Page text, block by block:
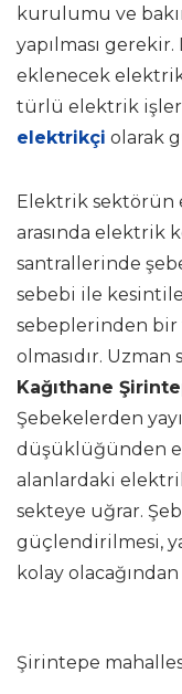
kurulumu ve
yapılması
eklenecek
türlü elektrik
elektrikçi olarak
Elektrik sektörün
arasında elektrik
santrallerinde
sebebi ile
sebeplerinden bir
olmasıdır.
Kağıthane
Şebekelerden
düşüklüğünden
alanlardaki
sekteye uğrar.
güçlendirilmesi,
kolay
Şirintepe